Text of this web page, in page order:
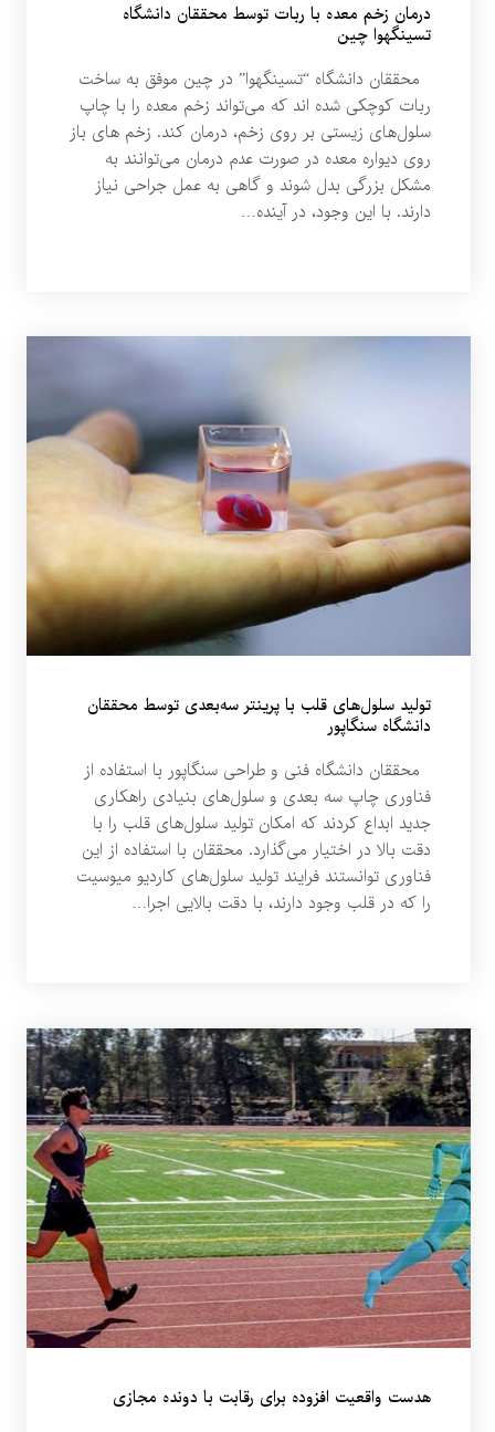
درمان زخم معده با ربات توسط محققان دانشگاه
تسینگهوا چین
محققان دانشگاه “تسینگهوا” در چین موفق به ساخت
ربات کوچکی شده اند که می‌تواند زخم معده را با چاپ
سلول‌های زیستی بر روی زخم، درمان کند. زخم های باز
روی دیواره معده در صورت عدم درمان می‌توانند به
مشکل بزرگی بدل شوند و گاهی به عمل جراحی نیاز
دارند. با این وجود، در آینده…
تولید سلول‌های قلب با پرینتر سه‌بعدی توسط محققان
دانشگاه سنگاپور
محققان دانشگاه فنی و طراحی سنگاپور با استفاده از
فناوری چاپ سه بعدی و سلول‌های بنیادی راهکاری
جدید ابداع کردند که امکان تولید سلول‌های قلب را با
دقت بالا در اختیار می‌گذارد. محققان با استفاده از این
فناوری توانستند فرایند تولید سلول‌های کاردیو میوسیت
را که در قلب وجود دارند، با دقت بالایی اجرا…
هدست واقعیت افزوده برای رقابت با دونده مجازی